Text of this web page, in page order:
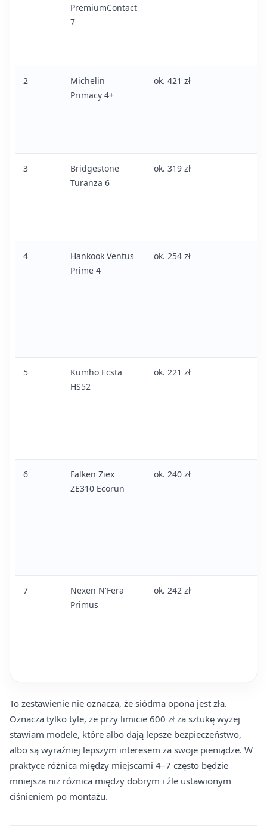
PremiumContact
7
2
Michelin
Primacy 4+
ok. 421 zł
3
Bridgestone
Turanza 6
ok. 319 zł
4
Hankook Ventus
Prime 4
ok. 254 zł
5
Kumho Ecsta
HS52
ok. 221 zł
6
Falken Ziex
ZE310 Ecorun
ok. 240 zł
7
Nexen N'Fera
Primus
ok. 242 zł
To zestawienie nie oznacza, że siódma opona jest zła.
Oznacza tylko tyle, że przy limicie 600 zł za sztukę wyżej
stawiam modele, które albo dają lepsze bezpieczeństwo,
albo są wyraźniej lepszym interesem za swoje pieniądze. W
praktyce różnica między miejscami 4–7 często będzie
mniejsza niż różnica między dobrym i źle ustawionym
ciśnieniem po montażu.